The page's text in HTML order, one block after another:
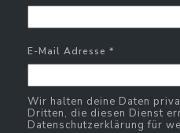
E-Mail Adresse *
Wir halten deine Daten
Dritten, die diesen Dienst
Datenschutzerklärung für